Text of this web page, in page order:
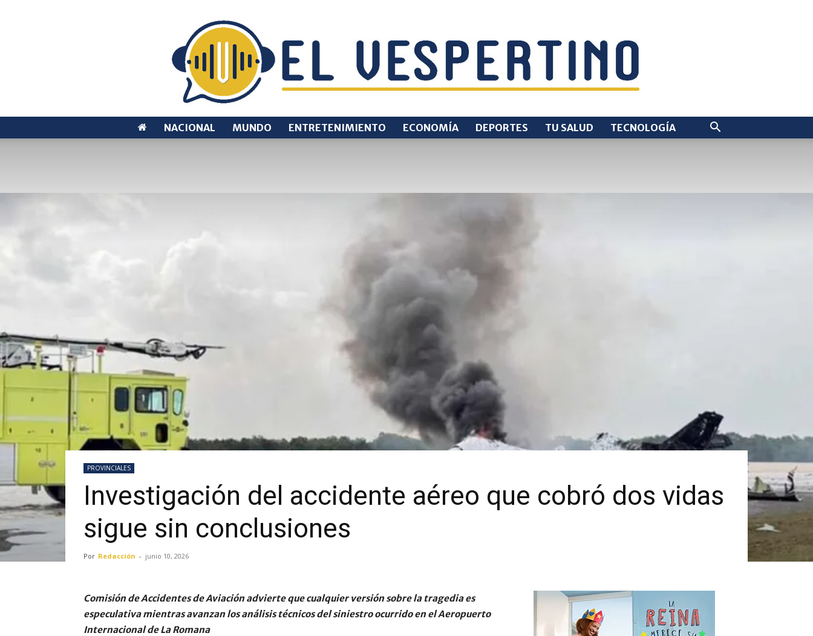
NACIONAL MUNDO ENTRETENIMIENTO ECONOMÍA DEPORTES TU SALUD TECNOLOGÍA
PROVINCIALES
Investigación del accidente aéreo que cobró dos vidas
sigue sin conclusiones
Por Redacción - junio 10, 2026
Comisión de Accidentes de Aviación advierte que cualquier versión sobre la tragedia es
especulativa mientras avanzan los análisis técnicos del siniestro ocurrido en el Aeropuerto
Internacional de La Romana